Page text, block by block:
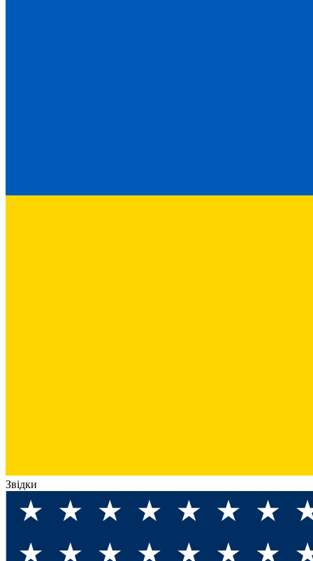
Звідки